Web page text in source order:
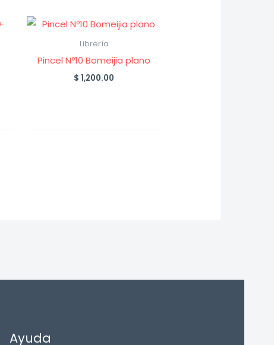
Librería
Pincel Nº10 Bomeijia plano
$ 1,200.00
Ayuda